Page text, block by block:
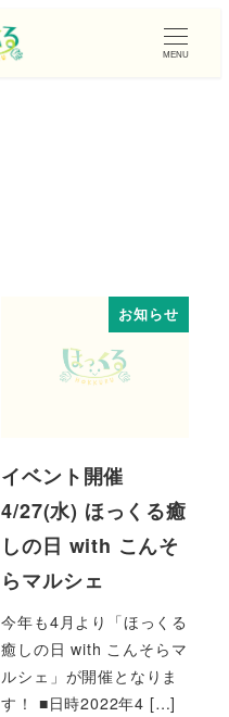
MENU
お知らせ
イベント開催
4/27(水) ほっくる癒
しの日 with こんそ
らマルシェ
今年も4月より「ほっくる
癒しの日 with こんそらマ
ルシェ」が開催となりま
す！ ■日時2022年4 […]